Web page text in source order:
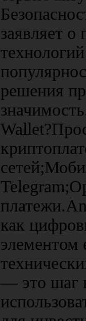
заявляет
решения
как
элементом
— это шаг